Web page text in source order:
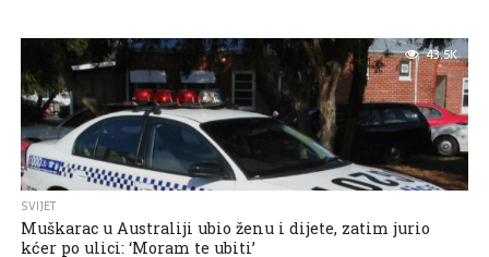
43.5K
SVIJET
Muškarac u Australiji ubio ženu i dijete, zatim jurio
kćer po ulici: ‘Moram te ubiti’